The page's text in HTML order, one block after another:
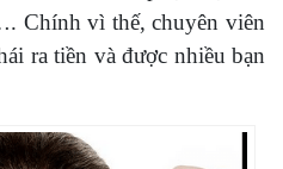
Chính vì thế, chuyên viên
ra tiền và được nhiều bạn